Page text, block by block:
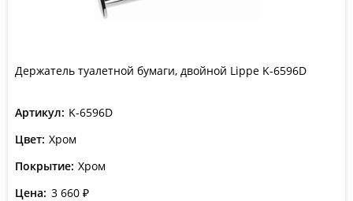
Держатель туалетной бумаги, двойной Lippe K-6596D
Артикул: K-6596D
Цвет: Хром
Покрытие: Хром
Цена: 3 660 ₽